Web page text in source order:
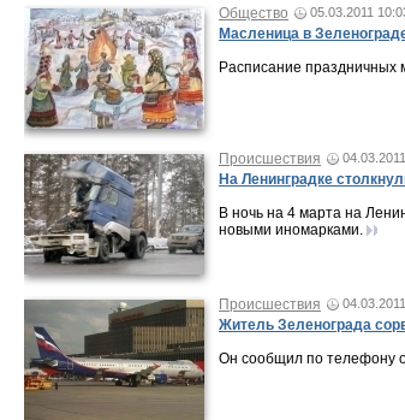
Общество 05.03.2011
Масленица в
Расписание
Происшествия
На Ленинградке
В ночь на 4 марта на
новыми иномарками.
Происшествия
Житель Зеленограда
Он сообщил по телефону